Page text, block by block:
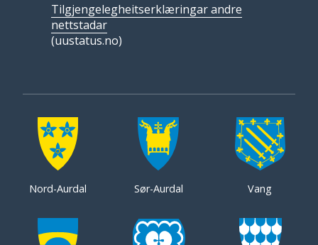
Tilgjengelegheitserklæringar andre
nettstadar
(uustatus.no)
Nord-Aurdal Sør-Aurdal Vang